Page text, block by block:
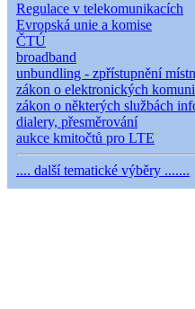
Regulace v telekomunikacích
Evropská unie a komise
ČTÚ
broadband
unbundling - zpřístupnění
zákon o elektronických
zákon o některých službách
dialery, přesměrování
aukce kmitočtů pro LTE
.... další tematické výběry .......